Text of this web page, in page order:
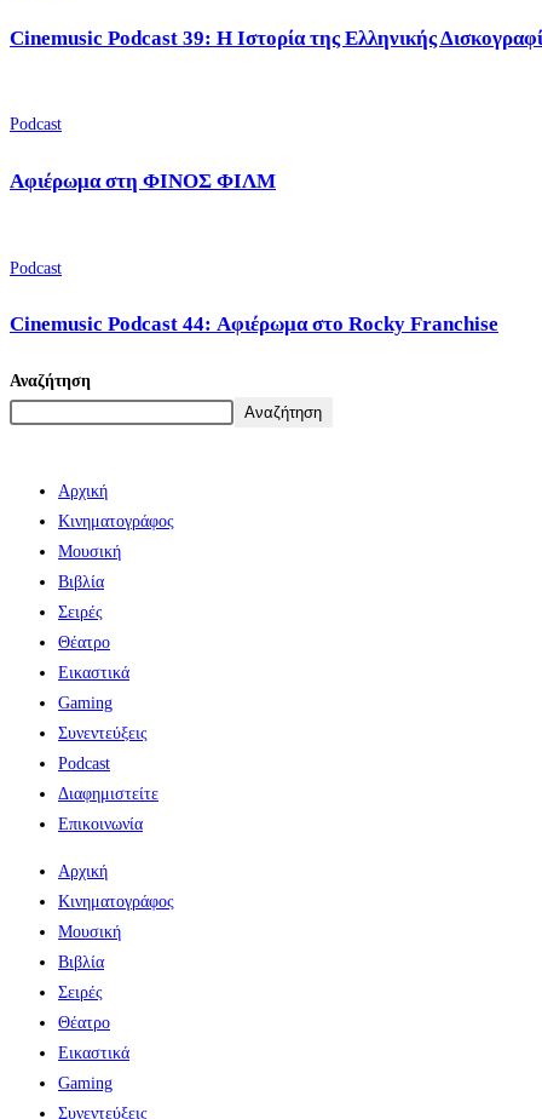
Cinemusic Podcast 39: Η Ιστορία της Ελληνικής
Podcast
Αφιέρωμα στη ΦΙΝΟΣ ΦΙΛΜ
Podcast
Cinemusic Podcast 44: Αφιέρωμα στο Rocky Franchise
Αναζήτηση
Αναζήτηση
Αρχική
Κινηματογράφος
Μουσική
Βιβλία
Σειρές
Θέατρο
Εικαστικά
Gaming
Συνεντεύξεις
Podcast
Διαφημιστείτε
Επικοινωνία
Αρχική
Κινηματογράφος
Μουσική
Βιβλία
Σειρές
Θέατρο
Εικαστικά
Gaming
Συνεντεύξεις